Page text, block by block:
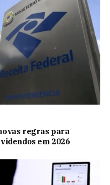
regras para
em 2026